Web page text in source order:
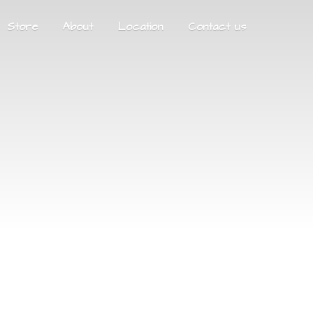
Store About Location Contact us